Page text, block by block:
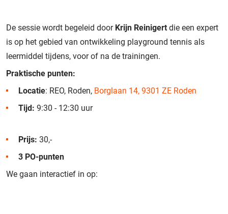
De sessie wordt begeleid door Krijn Reinigert die een expert
is op het gebied van ontwikkeling playground tennis als
leermiddel tijdens, voor of na de trainingen.
Praktische punten:
Locatie: REO, Roden, Borglaan 14, 9301 ZE Roden
Tijd: 9:30 - 12:30 uur
Prijs: 30,-
3 PO-punten
We gaan interactief in op: